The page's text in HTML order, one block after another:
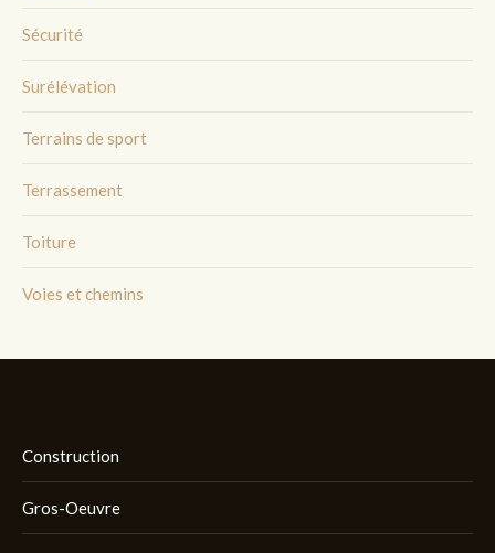
Sécurité
Surélévation
Terrains de sport
Terrassement
Toiture
Voies et chemins
Construction
Gros-Oeuvre